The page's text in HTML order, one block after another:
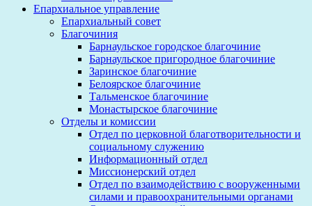
Епархиальное управление
Епархиальный совет
Благочиния
Барнаульское городское благочиние
Барнаульское пригородное благочиние
Заринское благочиние
Белоярское благочиние
Тальменское благочиние
Монастырское благочиние
Отделы и комиссии
Отдел по церковной благотворительности и
социальному служению
Информационный отдел
Миссионерский отдел
Отдел по взаимодействию с вооруженными
силами и правоохранительными органами